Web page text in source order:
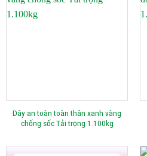
Dây an toàn toàn thân xanh vàng
chống sốc Tải trọng 1.100kg